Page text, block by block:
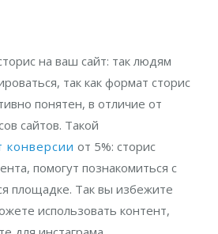
на ваш сайт: так людям
так как формат сторис
понятен, в отличие от
сайтов. Такой
конверсии от 5%: сторис
помогут познакомиться с
площадке. Так вы избежите
использовать контент,